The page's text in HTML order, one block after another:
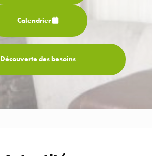
Calendrier
Découverte des besoins